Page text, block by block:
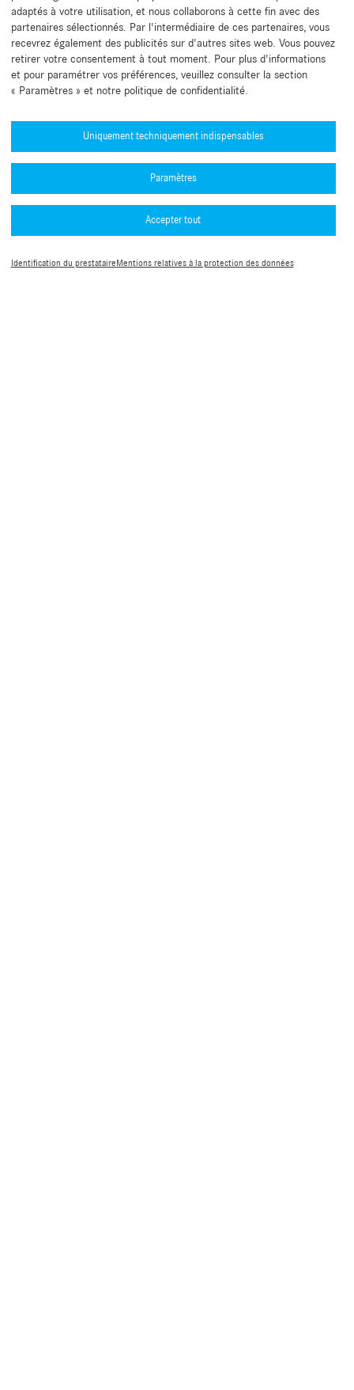
adaptés à votre utilisation, et nous collaborons à cette fin avec des
partenaires sélectionnés. Par l'intermédiaire de ces partenaires, vous
recevrez également des publicités sur d'autres sites web. Vous pouvez
retirer votre consentement à tout moment. Pour plus d'informations
et pour paramétrer vos préférences, veuillez consulter la section
« Paramètres » et notre politique de confidentialité.
Uniquement techniquement indispensables
Paramètres
Accepter tout
Identification du prestataireMentions relatives à la protection des données
Besoin d'aide ?
Mercedes-Benz Global Training
Actualités
Guide de l’authentification multifacteur
Politique de confidentialité B2B Connect
Conditions Générales d’Utilisation